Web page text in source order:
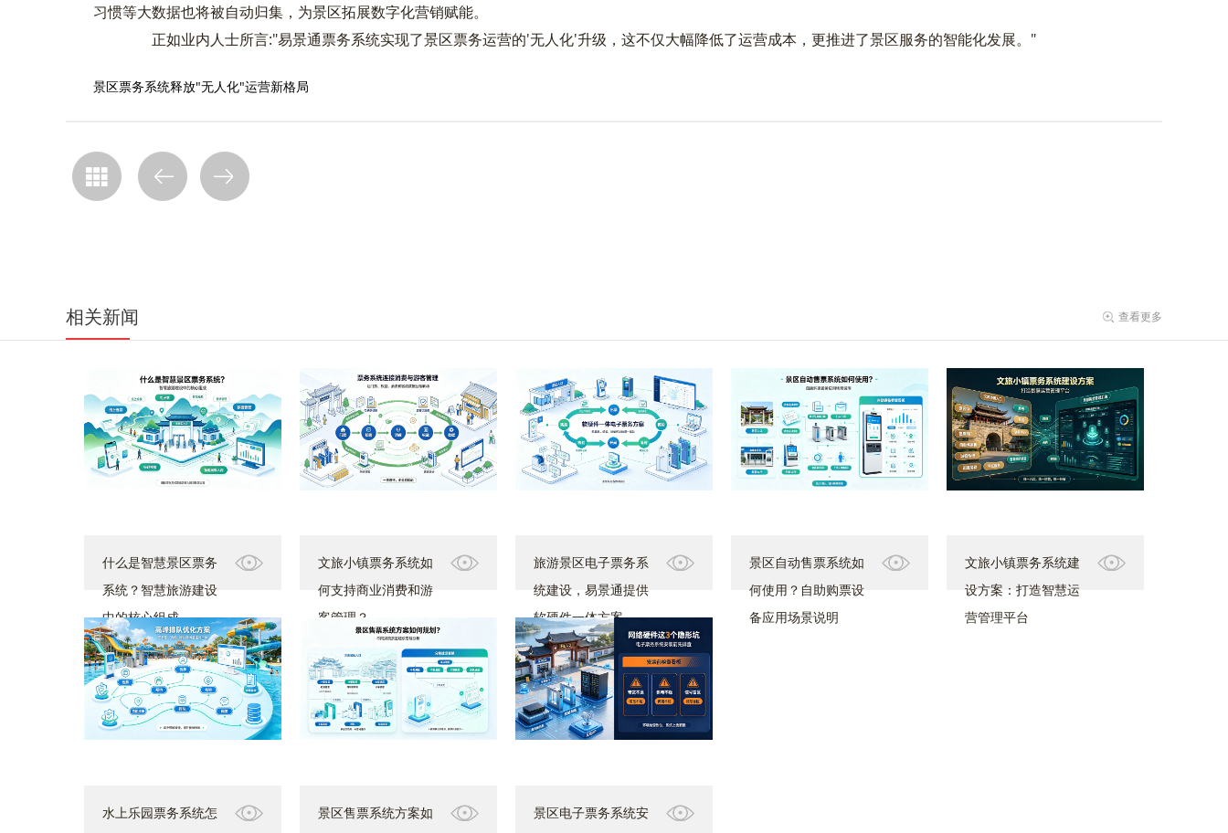
习惯等大数据也将被自动归集，为景区拓展数字化营销赋能。
正如业内人士所言:"易景通票务系统实现了景区票务运营的'无人化'升级，这不仅大幅降低了运营成本，更推进了景区服务的智能化发展。"
景区票务系统释放"无人化"运营新格局
相关新闻 查看更多
什么是智慧景区票务
系统？智慧旅游建设
中的核心组成
文旅小镇票务系统如
何支持商业消费和游
客管理？
旅游景区电子票务系
统建设，易景通提供
软硬件一体方案
景区自动售票系统如
何使用？自助购票设
备应用场景说明
文旅小镇票务系统建
设方案：打造智慧运
营管理平台
水上乐园票务系统怎
景区售票系统方案如
景区电子票务系统安